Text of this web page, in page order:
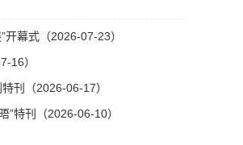
幕式（2026-07-23）
16）
刊（2026-06-17）
特刊（2026-06-10）